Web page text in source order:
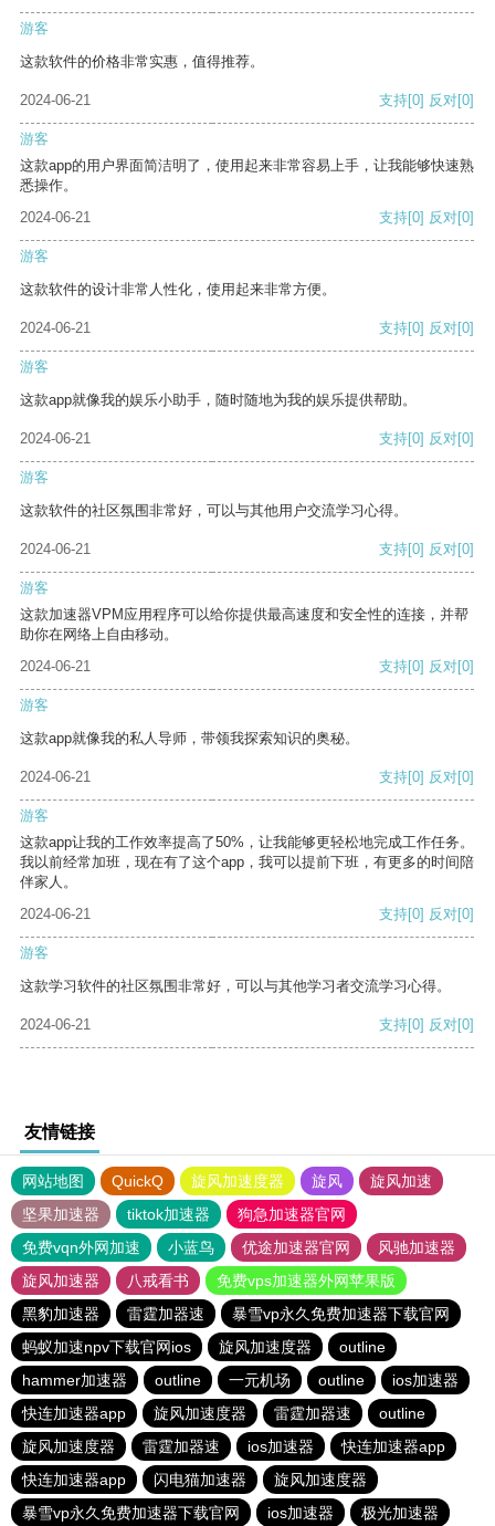
游客
这款软件的价格非常实惠，值得推荐。
2024-06-21 支持[0] 反对[0]
游客
这款app的用户界面简洁明了，使用起来非常容易上手，让我能够快速熟
悉操作。
2024-06-21
支持[0] 反对[0]
游客
这款软件的设计非常人性化，使用起来非常方便。
2024-06-21 支持[0] 反对[0]
游客
这款app就像我的娱乐小助手，随时随地为我的娱乐提供帮助。
2024-06-21 支持[0] 反对[0]
游客
这款软件的社区氛围非常好，可以与其他用户交流学习心得。
2024-06-21 支持[0] 反对[0]
游客
这款加速器VPM应用程序可以给你提供最高速度和安全性的连接，并帮
助你在网络上自由移动。
2024-06-21
支持[0] 反对[0]
游客
这款app就像我的私人导师，带领我探索知识的奥秘。
2024-06-21 支持[0] 反对[0]
游客
这款app让我的工作效率提高了50%，让我能够更轻松地完成工作任务。
我以前经常加班，现在有了这个app，我可以提前下班，有更多的时间陪
伴家人。
2024-06-21
支持[0] 反对[0]
游客
这款学习软件的社区氛围非常好，可以与其他学习者交流学习心得。
2024-06-21 支持[0] 反对[0]
友情链接
网站地图 QuickQ 旋风加速度器 旋风
旋风加速
坚果加速器
tiktok加速器
狗急加速器官网
免费vqn外网加速
小蓝鸟 优途加速器官网
风驰加速器
旋风加速器
八戒看书
免费vps加速器外网苹果版
黑豹加速器
雷霆加器速
暴雪vp永久免费加速器下载官网
蚂蚁加速npv下载官网ios
旋风加速度器
outline
hammer加速器
outline 一元机场 outline
ios加速器
快连加速器app
旋风加速度器 雷霆加器速
outline
旋风加速度器
雷霆加器速 ios加速器
快连加速器app
快连加速器app
闪电猫加速器
旋风加速度器
暴雪vp永久免费加速器下载官网
ios加速器 极光加速器